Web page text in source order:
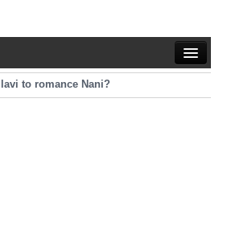
to romance Nani?
to romance Pawan Kalyan